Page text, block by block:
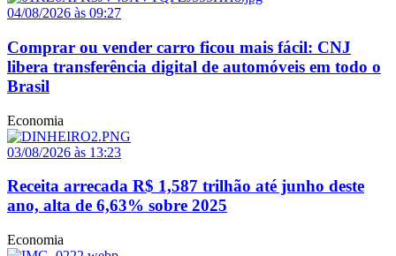
04/08/2026 às 09:27
Comprar ou vender carro ficou mais fácil: CNJ
libera transferência digital de automóveis em todo o
Brasil
Economia
03/08/2026 às 13:23
Receita arrecada R$ 1,587 trilhão até junho deste
ano, alta de 6,63% sobre 2025
Economia